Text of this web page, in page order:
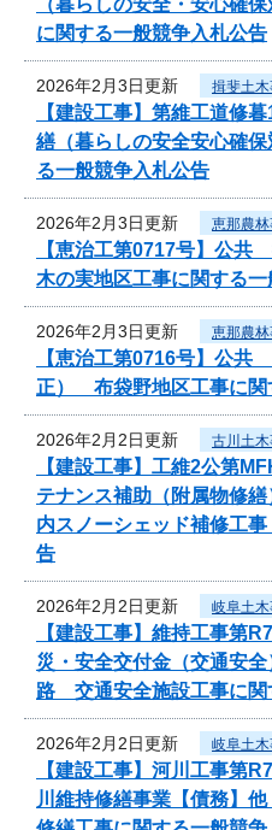
に関する一般競争入札公告
2026年2月3日更新 揖斐土
【建設工事】第維工道
繕（暮らしの安全安心確
る一般競争入札公告
2026年2月3日更新 恵那農
【恵治工第0717号】公
木の実地区工事に関する
2026年2月3日更新 恵那農
【恵治工第0716号】公
正） 布袋野地区工事に関
2026年2月2日更新 古川土
【建設工事】工維2公第
テナンス補助（附属物修
内スノーシェッド補修工
告
2026年2月2日更新 岐阜土
【建設工事】維持工事
災・安全交付金（交通安
路 交通安全施設工事に関
2026年2月2日更新 岐阜土
【建設工事】河川工事
川維持修繕事業【債務】